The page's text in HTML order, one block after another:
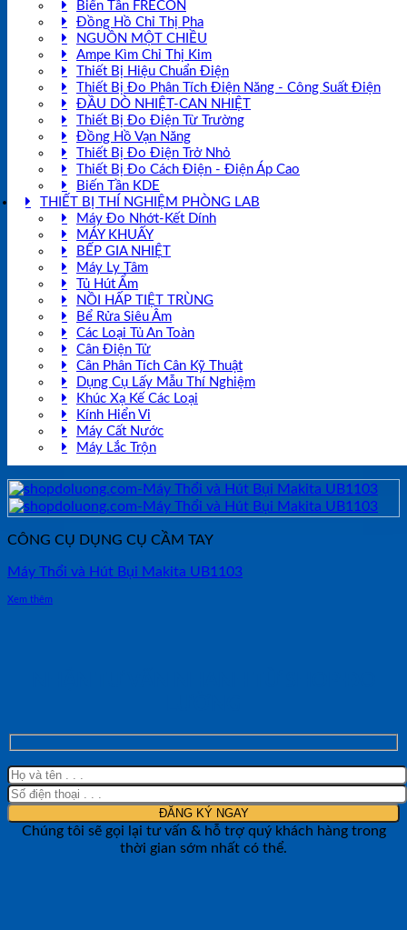
Biến Tần FRECON
Đồng Hồ Chỉ Thị Pha
NGUỒN MỘT CHIỀU
Ampe Kìm Chỉ Thị Kim
Thiết Bị Hiệu Chuẩn Điện
Thiết Bị Đo Phân Tích Điện Năng - Công Suất Điện
ĐẦU DÒ NHIỆT-CAN NHIỆT
Thiết Bị Đo Điện Từ Trường
Đồng Hồ Vạn Năng
Thiết Bị Đo Điện Trở Nhỏ
Thiết Bị Đo Cách Điện - Điện Áp Cao
Biến Tần KDE
THIẾT BỊ THÍ NGHIỆM PHÒNG LAB
Máy Đo Nhớt-Kết Dính
MÁY KHUẤY
BẾP GIA NHIỆT
Máy Ly Tâm
Tủ Hút Ẩm
NỒI HẤP TIỆT TRÙNG
Bể Rửa Siêu Âm
Các Loại Tủ An Toàn
Cân Điện Tử
Cân Phân Tích Cân Kỹ Thuật
Dụng Cụ Lấy Mẫu Thí Nghiệm
Khúc Xạ Kế Các Loại
Kính Hiển Vi
Máy Cất Nước
Máy Lắc Trộn
CÔNG CỤ DỤNG CỤ CẦM TAY
Máy Thổi và Hút Bụi Makita UB1103
Xem thêm
Chúng tôi sẽ gọi lại tư vấn & hỗ trợ quý khách hàng trong
thời gian sớm nhất có thể.